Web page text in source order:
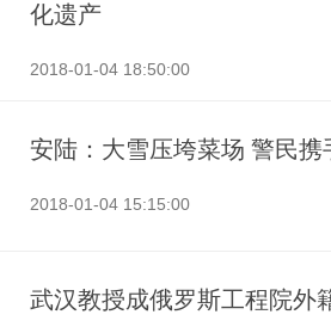
化遗产
2018-01-04 18:50:00
安陆：大雪压垮菜场 警民携
2018-01-04 15:15:00
武汉教授成俄罗斯工程院外